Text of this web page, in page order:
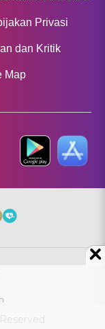
Privasi
dan Kritik
Map